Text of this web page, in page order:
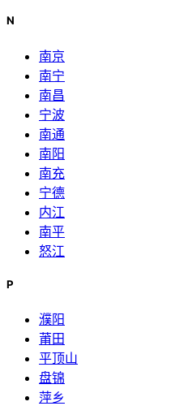
N
南京
南宁
南昌
宁波
南通
南阳
南充
宁德
内江
南平
怒江
P
濮阳
莆田
平顶山
盘锦
萍乡